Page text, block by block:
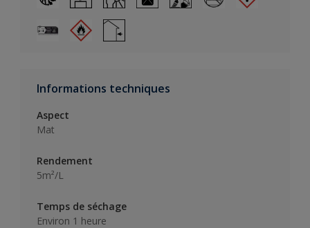
Informations techniques
Aspect
Mat
Rendement
5m²/L
Temps de séchage
Environ 1 heure